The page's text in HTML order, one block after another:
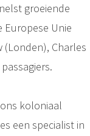
groeiende
Unie
Charles
koloniaal
een specialist in